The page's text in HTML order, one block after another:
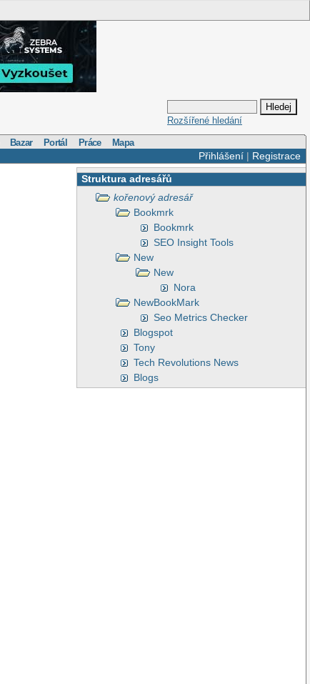
Rozšířené hledání
Bazar Portál Práce Mapa
Přihlášení| Registrace
Struktura adresářů
kořenový adresář
Bookmrk
Bookmrk
SEO Insight Tools
New
New
Nora
NewBookMark
Seo Metrics Checker
Blogspot
Tony
Tech Revolutions News
Blogs